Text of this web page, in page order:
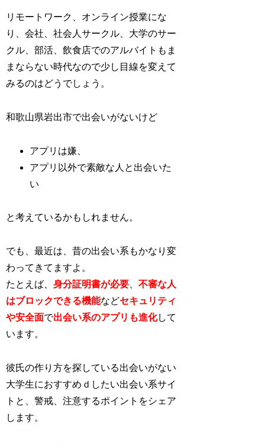
リモートワーク、オンライン授業にな
り、会社、社会人サークル、大学のサー
クル、部活、飲食店でのアルバイトもま
まならない時代なので少し目線を変えて
みるのはどうでしょう。
和歌山県岩出市で出会いがないけど
アプリは嫌、
アプリ以外で素敵な人と出会いた
い
と考えているかもしれません。
でも、最近は、昔の出会い系もかなり変
わってきてますよ。
たとえば、身分証明書が必要 、不審な人
はブロックできる機能などセキュリティ
や安全面で出会い系のアプリも進化して
います。
彼氏の作り方を探している出会いがない
大学生におすすめｄしたい出会い系サイ
トと、警戒、注意するポイントをシェア
します。